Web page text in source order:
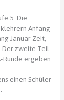
5. Die
Anfang
Januar Zeit,
zweite Teil
Runde ergeben
einen Schüler